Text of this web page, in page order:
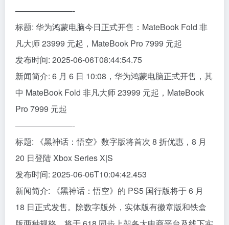
———————-
标题: 华为鸿蒙电脑今日正式开售：MateBook Fold 非
凡大师 23999 元起，MateBook Pro 7999 元起
发布时间: 2025-06-06T08:44:54.75
新闻简介: 6 月 6 日 10:08，华为鸿蒙电脑正式开售，其
中 MateBook Fold 非凡大师 23999 元起，MateBook
Pro 7999 元起
———————-
标题: 《黑神话：悟空》数字版将首次 8 折优惠，8 月
20 日登陆 Xbox Series X|S
发布时间: 2025-06-06T10:04:42.453
新闻简介: 《黑神话：悟空》的 PS5 国行版将于 6 月
18 日正式发售。除数字版外，实体版有徽章版和铁盒